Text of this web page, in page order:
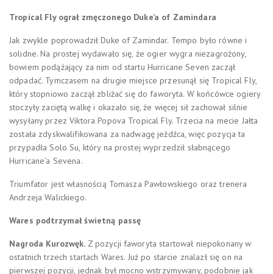
Tropical Fly ograł zmęczonego Duke’a of Zamindara
Jak zwykle poprowadził Duke of Zamindar. Tempo było równe i
solidne. Na prostej wydawało się, że ogier wygra niezagrożony,
bowiem podążający za nim od startu Hurricane Seven zaczął
odpadać. Tymczasem na drugie miejsce przesunął się Tropical Fly,
który stopniowo zaczął zbliżać się do faworyta. W końcówce ogiery
stoczyły zaciętą walkę i okazało się, że więcej sił zachował silnie
wysyłany przez Viktora Popova Tropical Fly. Trzecia na mecie Jałta
została zdyskwalifikowana za nadwagę jeźdźca, więc pozycja ta
przypadła Solo Su, który na prostej wyprzedził słabnącego
Hurricane’a Sevena.
Triumfator jest własnością Tomasza Pawłowskiego oraz trenera
Andrzeja Walickiego.
Wares podtrzymał świetną passę
Nagroda Kurozwęk. Z pozycji faworyta startował niepokonany w
ostatnich trzech startach Wares. Już po starcie znalazł się on na
pierwszej pozycji, jednak był mocno wstrzymywany, podobnie jak